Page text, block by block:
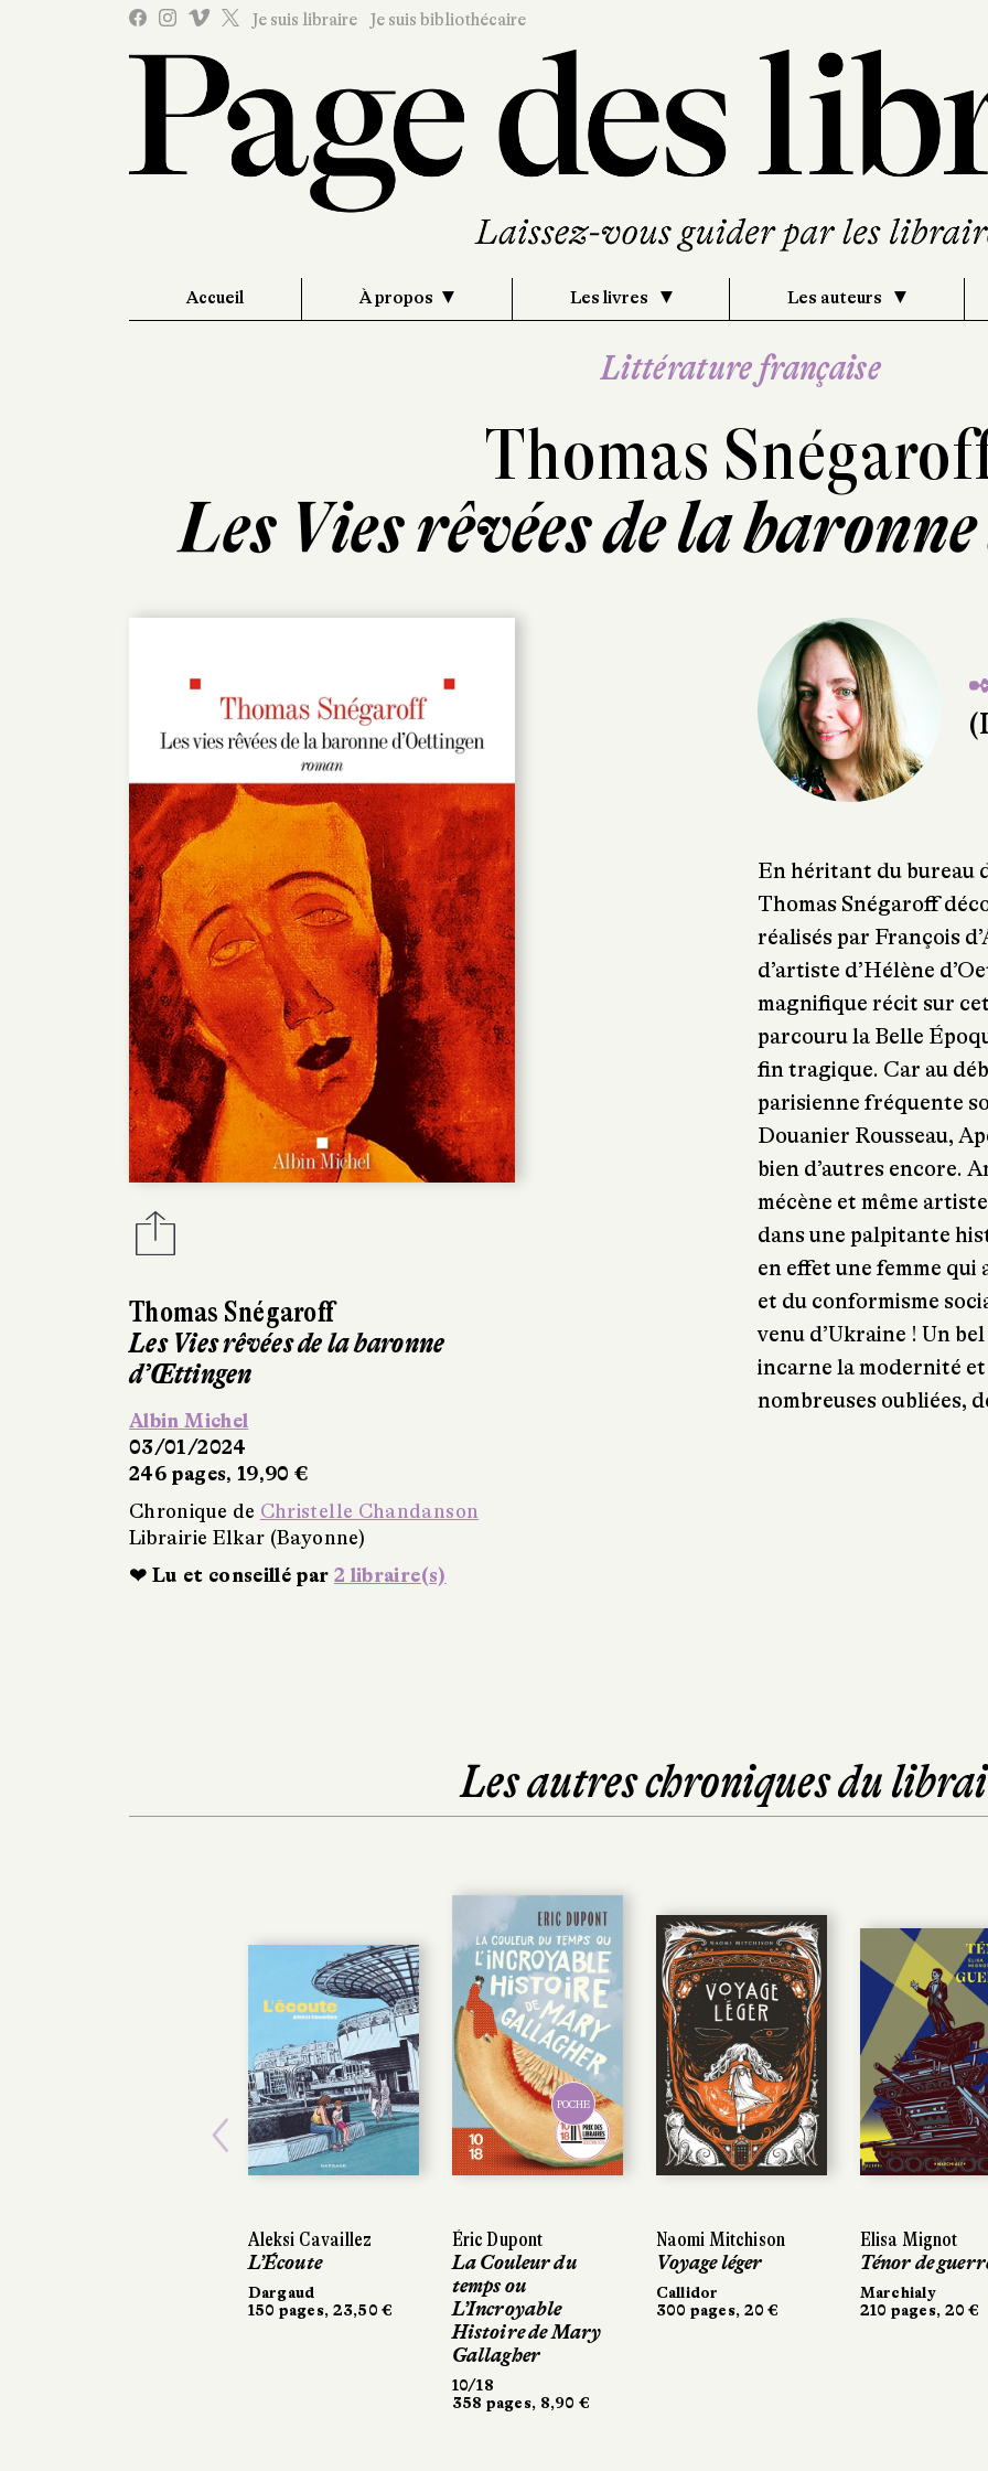
Je suis libraire Je suis bibliothécaire
Accueil À propos Les livres Les auteurs
Littérature française
Thomas
Les Vies rêvées de la
Thomas Snégaroff
Les Vies rêvées de la baronne
d’Œttingen
Albin Michel
03/01/2024
246 pages, 19,90 €
Chronique de Christelle Chandanson
Librairie Elkar (Bayonne)
❤ Lu et conseillé par 2 libraire(s)
En héritant du bureau
Thomas Snégaroff
réalisés par François
d’artiste d’Hélène
magnifique récit sur
parcouru la Belle
fin tragique. Car au
parisienne fréquente
Douanier Rousseau,
bien d’autres encore.
mécène et même
dans une palpitante
en effet une femme qui
et du conformisme
venu d’Ukraine ! Un
incarne la modernité
nombreuses oubliées,
Les autres chroniques du
Aleksi Cavaillez
L’Écoute
Dargaud
150 pages, 23,50 €
POCHE
Éric Dupont
La Couleur du
temps ou
L’Incroyable
Histoire de Mary
Gallagher
10/18
358 pages, 8,90 €
Naomi Mitchison
Voyage léger
Callidor
300 pages, 20 €
Elisa Mignot
Ténor de
Marchialy
210 pages, 20 €
POCHE
Éric Dupont
La Couleur du
temps ou
L’Incroyable
Histoire de Mary
Gallagher
10/18
358 pages, 8,90 €
Naomi Mitchison
Voyage léger
Callidor
300 pages, 20 €
Elisa Mignot
Ténor de
Marchialy
210 pages, 20 €
Previous